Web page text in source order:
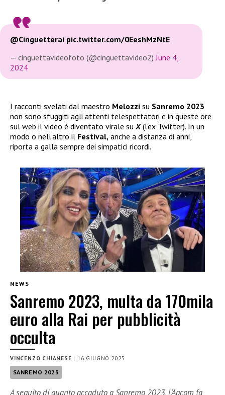
@Cinguetterai pic.twitter.com/0EeshMzNtE
— cinguettavideofoto (@cinguettavideo2) June 4,
2024
I racconti svelati dal maestro Melozzi su Sanremo 2023
non sono sfuggiti agli attenti telespettatori e in queste ore
sul web il video è diventato virale su X(l’ex Twitter). In un
modo o nell’altro il Festival, anche a distanza di anni,
riporta a galla sempre dei simpatici ricordi.
NEWS
Sanremo 2023, multa da 170mila
euro alla Rai per pubblicità
occulta
VINCENZO CHIANESE | 16 GIUGNO 2023
SANREMO 2023
A seguito di quanto accaduto a Sanremo 2023, l’Agcom fa